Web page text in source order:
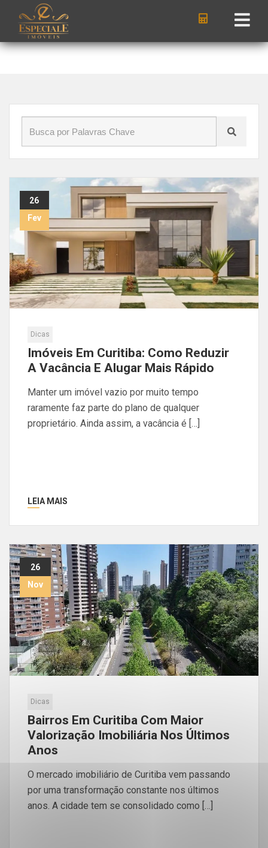
Início» Blog »valorização imóveis Curitiba
26
Fev
Dicas
Imóveis Em Curitiba: Como Reduzir
A Vacância E Alugar Mais Rápido
Manter um imóvel vazio por muito tempo
raramente faz parte do plano de qualquer
proprietário. Ainda assim, a vacância é […]
LEIA MAIS
26
Nov
Dicas
Bairros Em Curitiba Com Maior
Valorização Imobiliária Nos Últimos
Anos
O mercado imobiliário de Curitiba vem passando
por uma transformação constante nos últimos
anos. A cidade tem se consolidado como […]